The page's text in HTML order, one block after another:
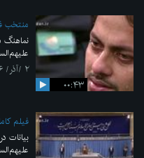
۰۰:۴۳
منتخب
نماهنگ
۲ /آذر/ ۱۳۹۶
فیلم
بیانات